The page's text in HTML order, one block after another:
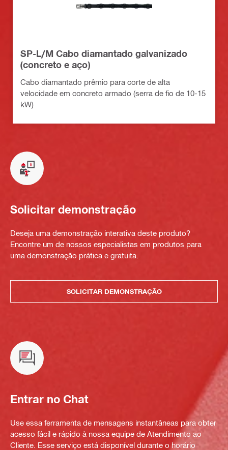
SP-L/M Cabo diamantado galvanizado
(concreto e aço)
Cabo diamantado prêmio para corte de alta
velocidade em concreto armado (serra de fio de 10-15
kW)
Solicitar demonstração
Deseja uma demonstração interativa deste produto?
Encontre um de nossos especialistas em produtos para
uma demonstração prática e gratuita.
SOLICITAR DEMONSTRAÇÃO
Entrar no Chat
Use essa ferramenta de mensagens instantâneas para obter
acesso fácil e rápido à nossa equipe de Atendimento ao
Cliente. Esse serviço está disponível durante o horário